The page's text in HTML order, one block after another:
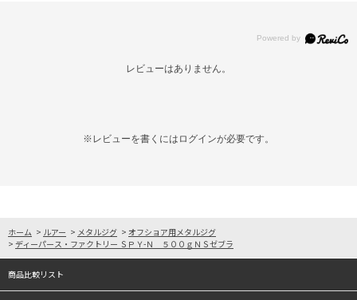
レビューはありません。
※レビューを書くには ログインが必要です。
ホーム > ルアー > メタルジグ > オフショア用メタルジグ
> ディーパース・ファクトリー ＳＰＹ-Ｎ ５００ｇＮＳゼブラ
商品比較リスト